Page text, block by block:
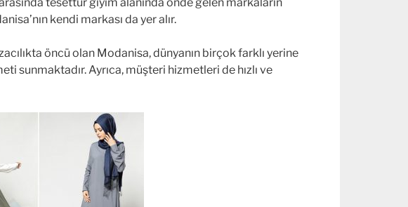
tesettür giyim alanında önde gelen markaların
kendi markası da yer alır.
öncü olan Modanisa, dünyanın birçok farklı yerine
sunmaktadır. Ayrıca, müşteri hizmetleri de hızlı ve